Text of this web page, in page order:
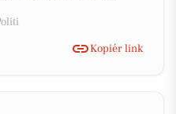
Kopiér link